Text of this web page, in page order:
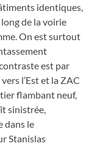
identiques,
de la voirie
On est surtout
est par
l’Est et la ZAC
flambant neuf,
sinistrée,
dans le
Stanislas